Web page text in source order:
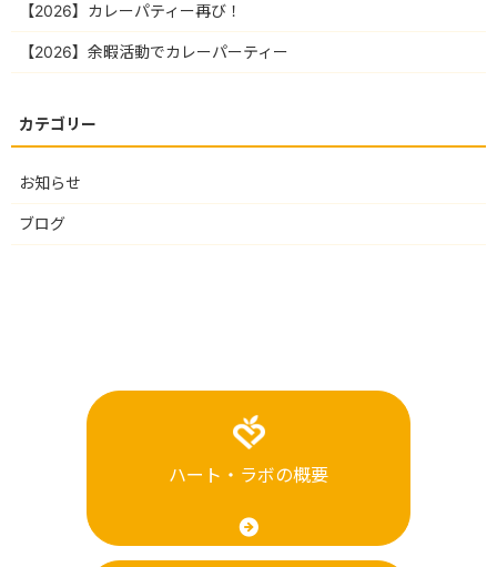
【2026】カレーパティー再び！
【2026】余暇活動でカレーパーティー
お知らせ
ブログ
ハート・ラボの概要